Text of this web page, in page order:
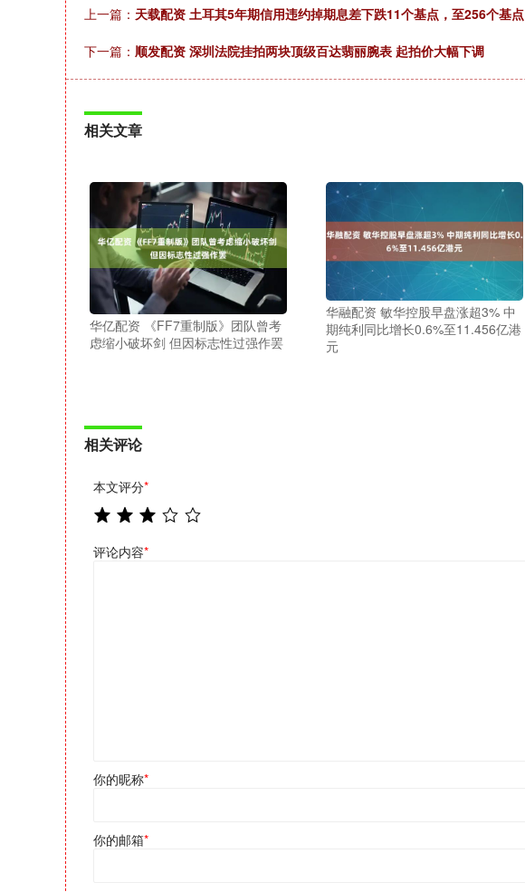
上一篇： 天载配资 土耳其5年期信用违约掉期息差下跌11个基点，至256个基点
下一篇： 顺发配资 深圳法院挂拍两块顶级百达翡丽腕表 起拍价大幅下调
相关文章
华亿配资 《FF7重制版》团队曾考
虑缩小破坏剑 但因标志性过强作罢
华融配资 敏华控股早盘涨超3% 中
期纯利同比增长0.6%至11.456亿港
元
相关评论
本文评分*
评论内容*
你的昵称*
你的邮箱*